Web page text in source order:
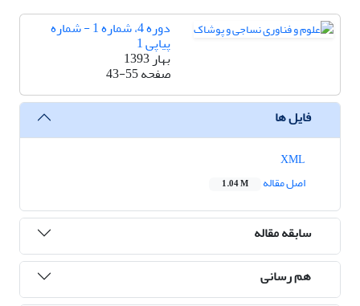
دوره 4، شماره 1 - شماره
پیاپی 1
بهار 1393
صفحه43-55
فایل ها
اصل مقاله
1.04 M
سابقه مقاله
هم رسانی